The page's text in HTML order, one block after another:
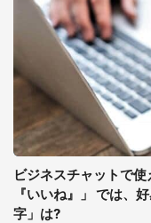
ビジネスチャットで
『いいね』」 では、
字」は?